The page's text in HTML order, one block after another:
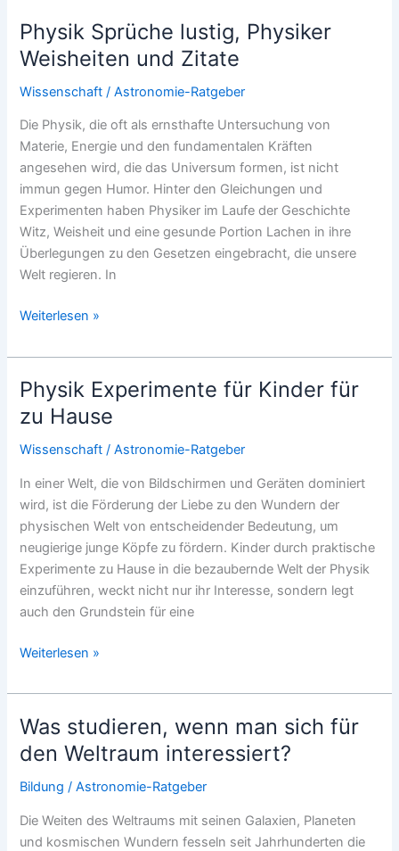
der
Welt
Physik Sprüche lustig, Physiker
Weisheiten und Zitate
Wissenschaft /Astronomie-Ratgeber
Die Physik, die oft als ernsthafte Untersuchung von
Materie, Energie und den fundamentalen Kräften
angesehen wird, die das Universum formen, ist nicht
immun gegen Humor. Hinter den Gleichungen und
Experimenten haben Physiker im Laufe der Geschichte
Witz, Weisheit und eine gesunde Portion Lachen in ihre
Überlegungen zu den Gesetzen eingebracht, die unsere
Welt regieren. In
Physik
lustig,
Physiker
Weisheiten
und
Zitate
Weiterlesen »
Physik Experimente für Kinder für
zu Hause
Wissenschaft /Astronomie-Ratgeber
In einer Welt, die von Bildschirmen und Geräten dominiert
wird, ist die Förderung der Liebe zu den Wundern der
physischen Welt von entscheidender Bedeutung, um
neugierige junge Köpfe zu fördern. Kinder durch praktische
Experimente zu Hause in die bezaubernde Welt der Physik
einzuführen, weckt nicht nur ihr Interesse, sondern legt
auch den Grundstein für eine
Physik
für
Kinder
für
zu
Hause
Weiterlesen »
Was studieren, wenn man sich für
den Weltraum interessiert?
Bildung /Astronomie-Ratgeber
Die Weiten des Weltraums mit seinen Galaxien, Planeten
und kosmischen Wundern fesseln seit Jahrhunderten die